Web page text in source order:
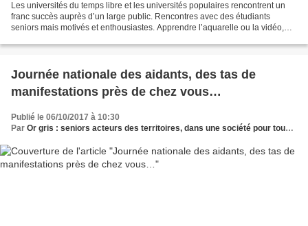
Les universités du temps libre et les universités populaires rencontrent un
franc succès auprès d’un large public. Rencontres avec des étudiants
seniors mais motivés et enthousiastes. Apprendre l’aquarelle ou la vidéo,
Journée nationale des aidants, des tas de
manifestations près de chez vous…
Publié le 06/10/2017 à 10:30
Par Or gris : seniors acteurs des territoires, dans une société pour tous les âges